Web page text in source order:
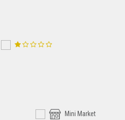
Mini Market